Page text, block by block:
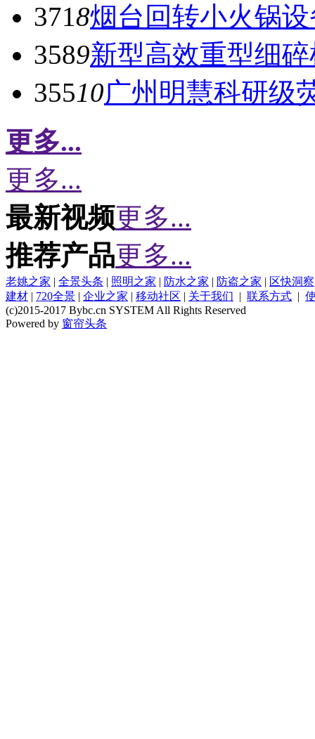
3718烟台回转小火锅
3589新型高效重型细
35510广州明慧科研级
更多...
更多...
最新视频更多...
推荐产品更多...
老姚之家 | 全景头条 | 照明之家 | 防水之家 | 防盗之家 | 区快洞察
建材 | 720全景 | 企业之家 | 移动社区 | 关于我们 | 联系方式 |
(c)2015-2017 Bybc.cn SYSTEM All Rights Reserved
Powered by 窗帘头条